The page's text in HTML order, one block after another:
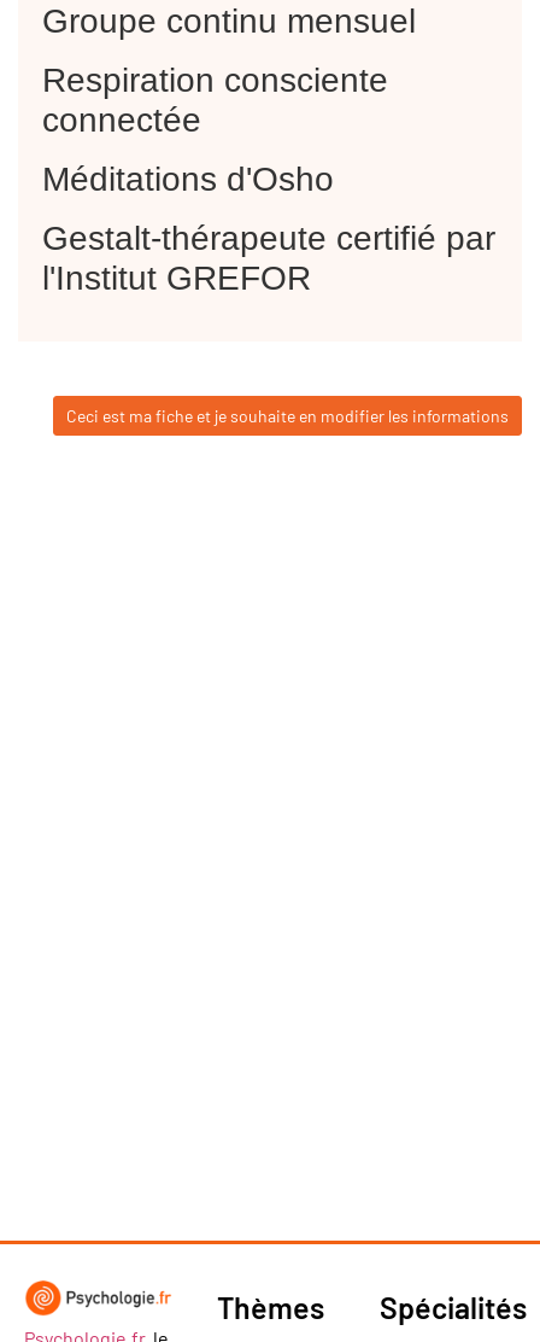
Groupe continu mensuel
Respiration consciente
connectée
Méditations d'Osho
Gestalt-thérapeute certifié par
l'Institut GREFOR
Ceci est ma fiche et je souhaite en modifier les informations
Thèmes Spécialités